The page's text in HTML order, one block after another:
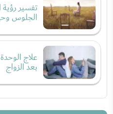
تفسير رؤية
الجلوس
علاج
بعد الزواج